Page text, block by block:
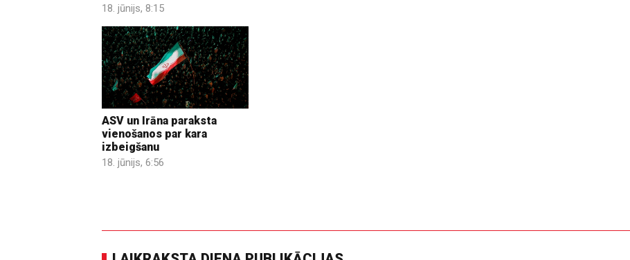
18. jūnijs, 8:15
ASV un Irāna paraksta
vienošanos par kara
izbeigšanu
18. jūnijs, 6:56